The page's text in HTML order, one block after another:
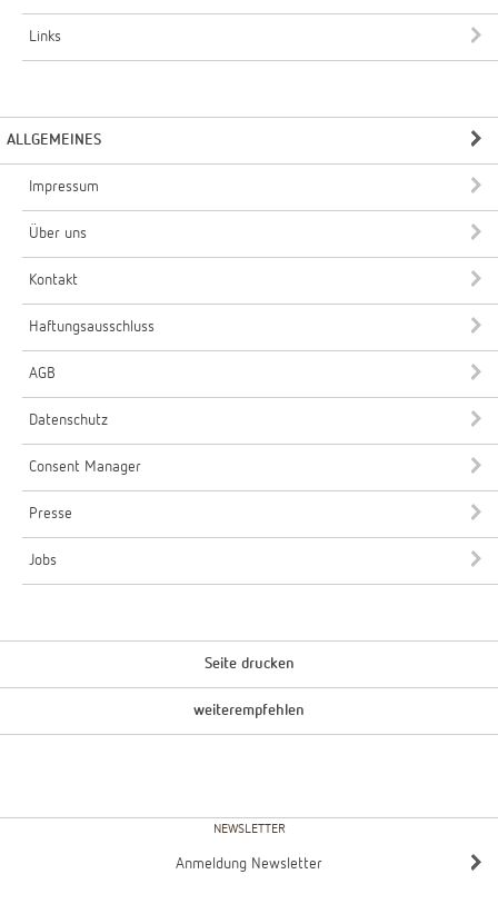
Links
ALLGEMEINES
Impressum
Über uns
Kontakt
Haftungsausschluss
AGB
Datenschutz
Consent Manager
Presse
Jobs
Seite drucken
weiterempfehlen
NEWSLETTER
Anmeldung Newsletter